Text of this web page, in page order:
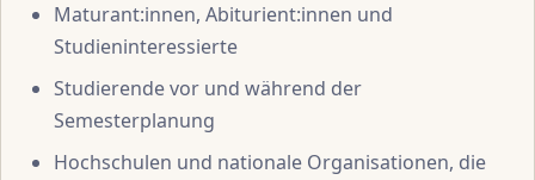
Maturant:innen, Abiturient:innen und
Studieninteressierte
Studierende vor und während der
Semesterplanung
Hochschulen und nationale Organisationen, die